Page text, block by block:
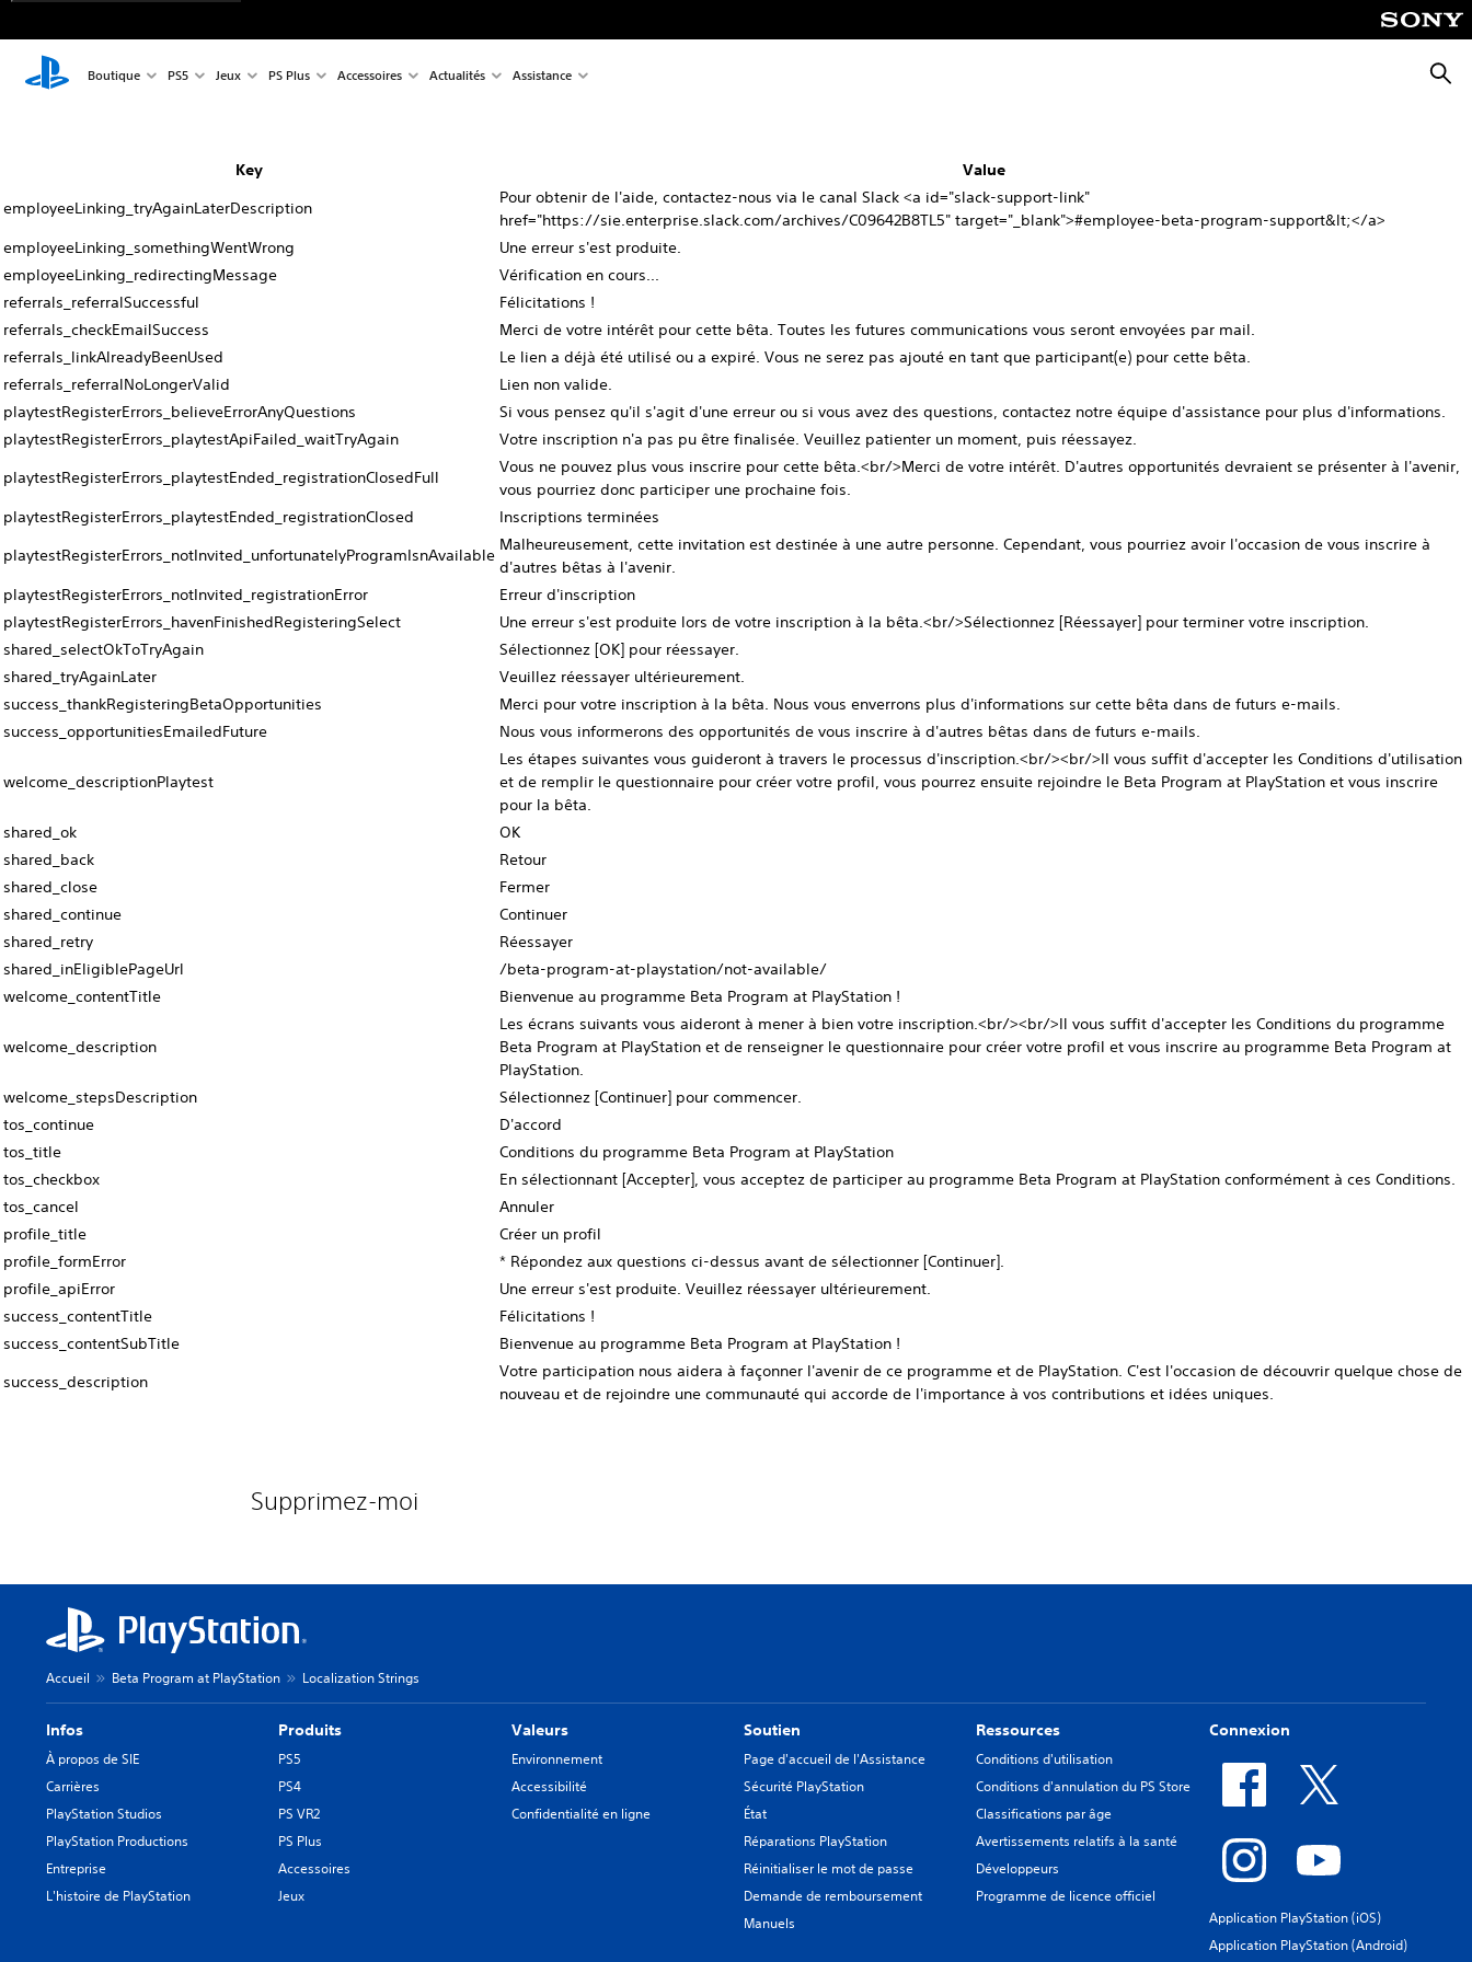
Boutique PS5 Jeux PS Plus Accessoires Actualités Assistance
Key
Value
employeeLinking_tryAgainLaterDescription
Pour obtenir de l'aide, contactez-nous via le canal Slack <a id="slack-support-link"
href="https://sie.enterprise.slack.com/archives/C09642B8TL5" target="_blank">#employee-beta-program-support&lt;</a>
employeeLinking_somethingWentWrong
Une erreur s'est produite.
employeeLinking_redirectingMessage
Vérification en cours...
referrals_referralSuccessful
Félicitations !
referrals_checkEmailSuccess
Merci de votre intérêt pour cette bêta. Toutes les futures communications vous seront envoyées par mail.
referrals_linkAlreadyBeenUsed
Le lien a déjà été utilisé ou a expiré. Vous ne serez pas ajouté en tant que participant(e) pour cette bêta.
referrals_referralNoLongerValid
Lien non valide.
playtestRegisterErrors_believeErrorAnyQuestions
Si vous pensez qu'il s'agit d'une erreur ou si vous avez des questions, contactez notre équipe d'assistance pour plus d'informations.
playtestRegisterErrors_playtestApiFailed_waitTryAgain
Votre inscription n'a pas pu être finalisée. Veuillez patienter un moment, puis réessayez.
playtestRegisterErrors_playtestEnded_registrationClosedFull
Vous ne pouvez plus vous inscrire pour cette bêta.<br/>Merci de votre intérêt. D'autres opportunités devraient se présenter à l'avenir,
vous pourriez donc participer une prochaine fois.
playtestRegisterErrors_playtestEnded_registrationClosed
Inscriptions terminées
playtestRegisterErrors_notInvited_unfortunatelyProgramIsnAvailable
Malheureusement, cette invitation est destinée à une autre personne. Cependant, vous pourriez avoir l'occasion de vous inscrire à
d'autres bêtas à l'avenir.
playtestRegisterErrors_notInvited_registrationError
Erreur d'inscription
playtestRegisterErrors_havenFinishedRegisteringSelect
Une erreur s'est produite lors de votre inscription à la bêta.<br/>Sélectionnez [Réessayer] pour terminer votre inscription.
shared_selectOkToTryAgain
Sélectionnez [OK] pour réessayer.
shared_tryAgainLater
Veuillez réessayer ultérieurement.
success_thankRegisteringBetaOpportunities
Merci pour votre inscription à la bêta. Nous vous enverrons plus d'informations sur cette bêta dans de futurs e-mails.
success_opportunitiesEmailedFuture
Nous vous informerons des opportunités de vous inscrire à d'autres bêtas dans de futurs e-mails.
welcome_descriptionPlaytest
Les étapes suivantes vous guideront à travers le processus d'inscription.<br/><br/>Il vous suffit d'accepter les Conditions d'utilisation
et de remplir le questionnaire pour créer votre profil, vous pourrez ensuite rejoindre le Beta Program at PlayStation et vous inscrire
pour la bêta.
shared_ok
OK
shared_back
Retour
shared_close
Fermer
shared_continue
Continuer
shared_retry
Réessayer
shared_inEligiblePageUrl
/beta-program-at-playstation/not-available/
welcome_contentTitle
Bienvenue au programme Beta Program at PlayStation !
welcome_description
Les écrans suivants vous aideront à mener à bien votre inscription.<br/><br/>Il vous suffit d'accepter les Conditions du programme
Beta Program at PlayStation et de renseigner le questionnaire pour créer votre profil et vous inscrire au programme Beta Program at
PlayStation.
welcome_stepsDescription
Sélectionnez [Continuer] pour commencer.
tos_continue
D'accord
tos_title
Conditions du programme Beta Program at PlayStation
tos_checkbox
En sélectionnant [Accepter], vous acceptez de participer au programme Beta Program at PlayStation conformément à ces Conditions.
tos_cancel
Annuler
profile_title
Créer un profil
profile_formError
* Répondez aux questions ci-dessus avant de sélectionner [Continuer].
profile_apiError
Une erreur s'est produite. Veuillez réessayer ultérieurement.
success_contentTitle
Félicitations !
success_contentSubTitle
Bienvenue au programme Beta Program at PlayStation !
success_description
Votre participation nous aidera à façonner l'avenir de ce programme et de PlayStation. C'est l'occasion de découvrir quelque chose de
nouveau et de rejoindre une communauté qui accorde de l'importance à vos contributions et idées uniques.
Supprimez-moi
Accueil Beta Program at PlayStation Localization Strings
Infos
À propos de SIE
Carrières
PlayStation Studios
PlayStation Productions
Entreprise
L'histoire de PlayStation
Produits
PS5
PS4
PS VR2
PS Plus
Accessoires
Jeux
Valeurs
Environnement
Accessibilité
Confidentialité en ligne
Soutien
Page d'accueil de l'Assistance
Sécurité PlayStation
État
Réparations PlayStation
Réinitialiser le mot de passe
Demande de remboursement
Manuels
Ressources
Conditions d'utilisation
Conditions d'annulation du PS Store
Classifications par âge
Avertissements relatifs à la santé
Développeurs
Programme de licence officiel
Connexion
Application PlayStation (iOS)
Application PlayStation (Android)